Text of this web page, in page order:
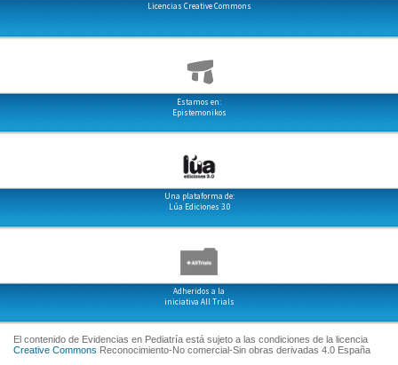
Licencias Creative Commons
Estamos en:
Epistemonikos
Una plataforma de:
Lúa Ediciones 3.0
Adheridos a la
iniciativa All Trials
El contenido de Evidencias en Pediatría está sujeto a las condiciones de la licencia
Creative Commons Reconocimiento-No comercial-Sin obras derivadas 4.0 España